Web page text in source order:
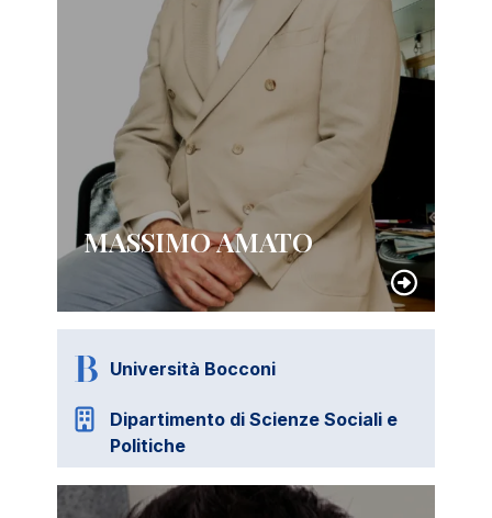
MASSIMO AMATO
Università Bocconi
Dipartimento di Scienze Sociali e
Politiche